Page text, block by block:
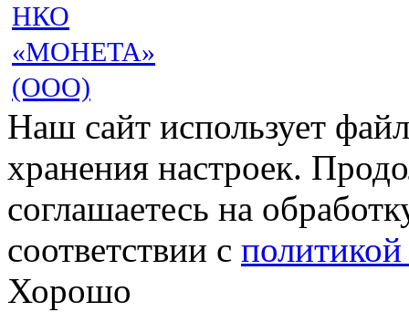
НКО
«МОНЕТА»
(ООО)
Наш сайт использует
хранения настроек.
соглашаетесь на
соответствии с
Хорошо